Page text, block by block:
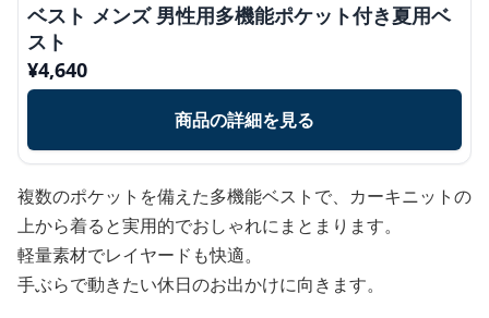
ベスト メンズ 男性用多機能ポケット付き夏用ベ
スト
¥4,640
商品の詳細を見る
複数のポケットを備えた多機能ベストで、カーキニットの
上から着ると実用的でおしゃれにまとまります。
軽量素材でレイヤードも快適。
手ぶらで動きたい休日のお出かけに向きます。